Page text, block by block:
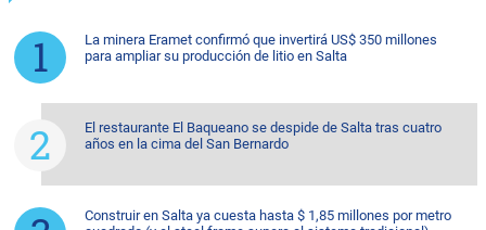
La minera Eramet confirmó que invertirá US$ 350 millones
para ampliar su producción de litio en Salta
El restaurante El Baqueano se despide de Salta tras cuatro
años en la cima del San Bernardo
Construir en Salta ya cuesta hasta $ 1,85 millones por metro